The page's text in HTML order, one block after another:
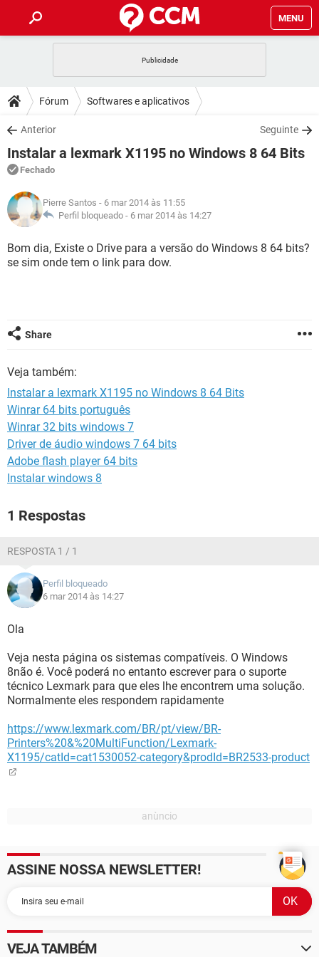
MENU
CELULAR FACEBOOK
OUTLOOK
INSTAGRAM GMAIL
GUIA DE COMPRAS
DICAS
JOGOS WHATSAPP
OUTLOOK
INSTAGRAM
GUIA DE COMPRAS
DOWNLOADS
JOGOS WHATSAPP
CELULAR
OUTLOOK EXCEL
INSTAGRAM
GUIA DE COMPRAS
FÓRUM
JOGOS
CELULAR FACEBOOK
INSTAGRAM GMAIL
GLOSSÁRIO
JOGOS
CELULAR FACEBOOK
Fórum Softwares e aplicativos
Anterior Seguinte
Instalar a lexmark X1195 no Windows 8 64 Bits
Fechado
Pierre Santos - 6 mar 2014 às 11:55
Perfil bloqueado - 6 mar 2014 às 14:27
Bom dia, Existe o Drive para a versão do Windows 8 64 bits?
se sim onde tem o link para dow.
Share
Veja também:
Instalar a lexmark X1195 no Windows 8 64 Bits
Winrar 64 bits português
Winrar 32 bits windows 7
Driver de áudio windows 7 64 bits
Adobe flash player 64 bits
Instalar windows 8
1 Respostas
RESPOSTA 1 / 1
Perfil bloqueado
6 mar 2014 às 14:27
Ola
Veja nesta página os sistemas compatíveis. O Windows
8não é. Você poderá no entanto escrever para o suporte
técnico Lexmark para que eles lhe encontrem uma solução.
Normalmente eles respondem rapidamente
https://www.lexmark.com/BR/pt/view/BR-
Printers%20&%20MultiFunction/Lexmark-
X1195/catId=cat1530052-category&prodId=BR2533-product
ASSINE NOSSA NEWSLETTER!
VEJA TAMBÉM